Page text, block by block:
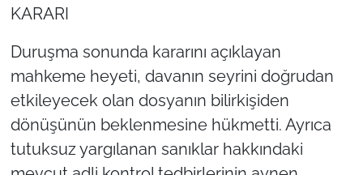
KARARI
Duruşma sonunda kararını açıklayan
mahkeme heyeti, davanın seyrini doğrudan
etkileyecek olan dosyanın bilirkişiden
dönüşünün beklenmesine hükmetti. Ayrıca
tutuksuz yargılanan sanıklar hakkındaki